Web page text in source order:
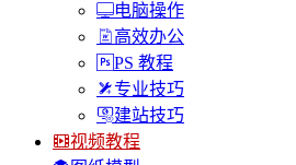
电脑操作
高效办公
PS 教程
专业技巧
建站技巧
视频教程